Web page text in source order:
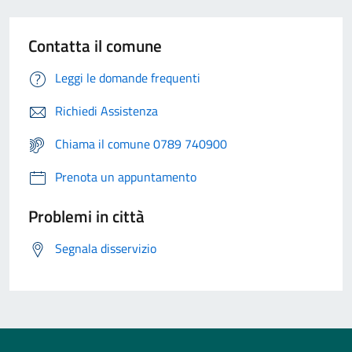
Contatta il comune
Leggi le domande frequenti
Richiedi Assistenza
Chiama il comune 0789 740900
Prenota un appuntamento
Problemi in città
Segnala disservizio